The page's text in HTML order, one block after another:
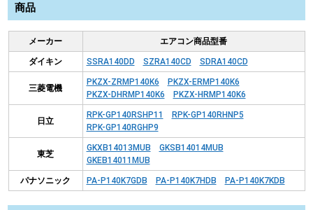
商品
メーカー エアコン商品型番
ダイキン SSRA140DD SZRA140CD SDRA140CD
三菱電機
PKZX-ZRMP140K6
PKZX-ERMP140K6
PKZX-DHRMP140K6
PKZX-HRMP140K6
日立
RPK-GP140RSHP11
RPK-GP140RHNP5
RPK-GP140RGHP9
東芝
GKXB14013MUB
GKSB14014MUB
GKEB14011MUB
パナソニック PA-P140K7GDB PA-P140K7HDB PA-P140K7KDB